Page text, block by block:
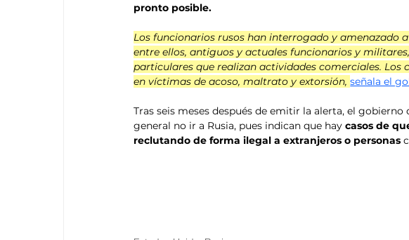
pronto posible.
Los funcionarios rusos han interrogado y amenazado
entre ellos, antiguos y actuales funcionarios y
particulares que realizan actividades comerciales.
en víctimas de acoso, maltrato y extorsión, señala el
Tras seis meses después de emitir la alerta, el
general no ir a Rusia, pues indican que hay casos de
reclutando de forma ilegal a extranjeros o personas